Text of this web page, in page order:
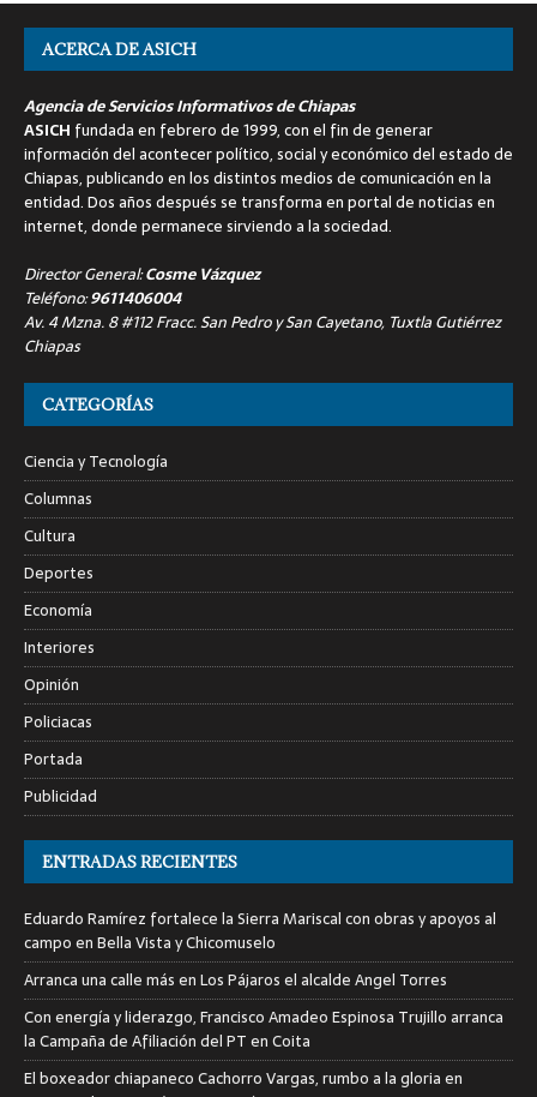
ACERCA DE ASICH
Agencia de Servicios Informativos de Chiapas
ASICH fundada en febrero de 1999, con el fin de generar
información del acontecer político, social y económico del estado de
Chiapas, publicando en los distintos medios de comunicación en la
entidad. Dos años después se transforma en portal de noticias en
internet, donde permanece sirviendo a la sociedad.
Director General:Cosme Vázquez
Teléfono:9611406004
Av. 4 Mzna. 8 #112 Fracc. San Pedro y San Cayetano, Tuxtla Gutiérrez
Chiapas
CATEGORÍAS
Ciencia y Tecnología
Columnas
Cultura
Deportes
Economía
Interiores
Opinión
Policiacas
Portada
Publicidad
ENTRADAS RECIENTES
Eduardo Ramírez fortalece la Sierra Mariscal con obras y apoyos al
campo en Bella Vista y Chicomuselo
Arranca una calle más en Los Pájaros el alcalde Angel Torres
Con energía y liderazgo, Francisco Amadeo Espinosa Trujillo arranca
la Campaña de Afiliación del PT en Coita
El boxeador chiapaneco Cachorro Vargas, rumbo a la gloria en